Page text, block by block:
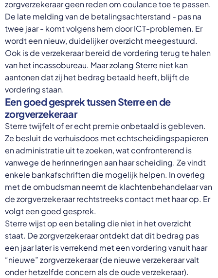
zorgverzekeraar geen reden om coulance toe te passen.
De late melding van de betalingsachterstand - pas na
twee jaar - komt volgens hem door ICT-problemen. Er
wordt een nieuw, duidelijker overzicht meegestuurd.
Ook is de verzekeraar bereid de vordering terug te halen
van het incassobureau. Maar zolang Sterre niet kan
aantonen dat zij het bedrag betaald heeft, blijft de
vordering staan.
Een goed gesprek tussen Sterre en de
zorgverzekeraar
Sterre twijfelt of er echt premie onbetaald is gebleven.
Ze besluit de verhuisdoos met echtscheidingspapieren
en administratie uit te zoeken, wat confronterend is
vanwege de herinneringen aan haar scheiding. Ze vindt
enkele bankafschriften die mogelijk helpen. In overleg
met de ombudsman neemt de klachtenbehandelaar van
de zorgverzekeraar rechtstreeks contact met haar op. Er
volgt een goed gesprek.
Sterre wijst op een betaling die niet in het overzicht
staat. De zorgverzekeraar ontdekt dat dit bedrag pas
een jaar later is verrekend met een vordering vanuit haar
“nieuwe” zorgverzekeraar (de nieuwe verzekeraar valt
onder hetzelfde concern als de oude verzekeraar).